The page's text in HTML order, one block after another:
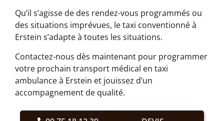
Qu’il s’agisse de des rendez-vous programmés ou
des situations imprévues, le taxi conventionné à
Erstein s’adapte à toutes les situations.
Contactez-nous dès maintenant pour programmer
votre prochain transport médical en taxi
ambulance à Erstein et jouissez d’un
accompagnement de qualité.